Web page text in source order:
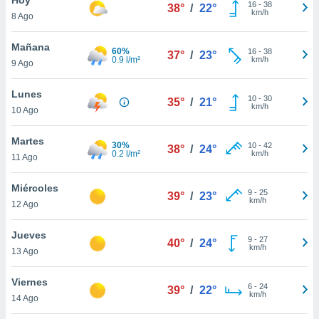
en
más
nuestra
de
cookies
aceptar
8 Ago
38° / 22° 16- 38
km/h
Mañana
9 Ago
60%
0.9 l/m²
37° / 23° 16- 38
km/h
Lunes
10 Ago
35° / 21° 10- 30
km/h
Martes
11 Ago
30%
0.2 l/m²
38° / 24° 10- 42
km/h
Miércoles
12 Ago
39° / 23° 9- 25
km/h
Jueves
13 Ago
40° / 24° 9- 27
km/h
Viernes
14 Ago
39° / 22° 6- 24
km/h